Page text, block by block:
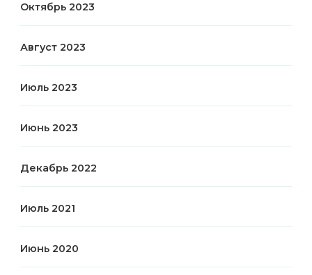
Октябрь 2023
Август 2023
Июль 2023
Июнь 2023
Декабрь 2022
Июль 2021
Июнь 2020